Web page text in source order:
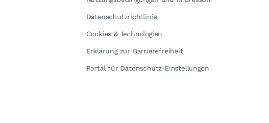
Datenschutzrichtlinie
Cookies & Technologien
Erklärung zur Barrierefreiheit
Portal für Datenschutz-Einstellungen